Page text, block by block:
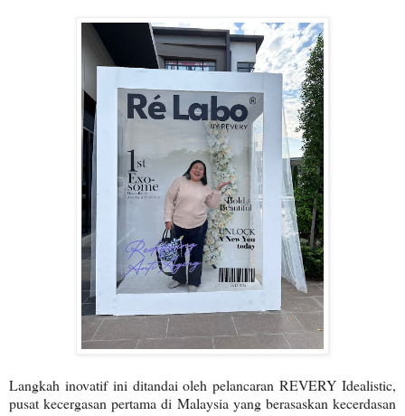
Langkah inovatif ini ditandai oleh pelancaran REVERY Idealistic,
pusat kecergasan pertama di Malaysia yang berasaskan kecerdasan